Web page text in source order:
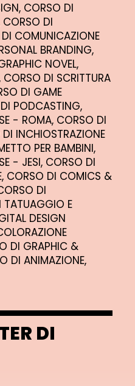
CORSO DI
CORSO DI
COMUNICAZIONE
BRANDING,
NOVEL,
CORSO DI SCRITTURA
DI GAME
PODCASTING,
- ROMA, CORSO DI
INCHIOSTRAZIONE
PER BAMBINI,
- JESI, CORSO DI
CORSO DI COMICS &
DI
TATUAGGIO E
DESIGN
DI GRAPHIC &
DI ANIMAZIONE,
DI